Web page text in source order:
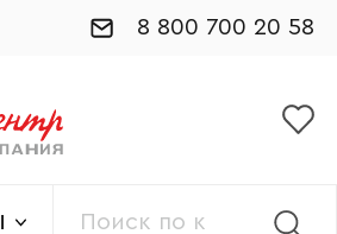
8 800 700 20 58